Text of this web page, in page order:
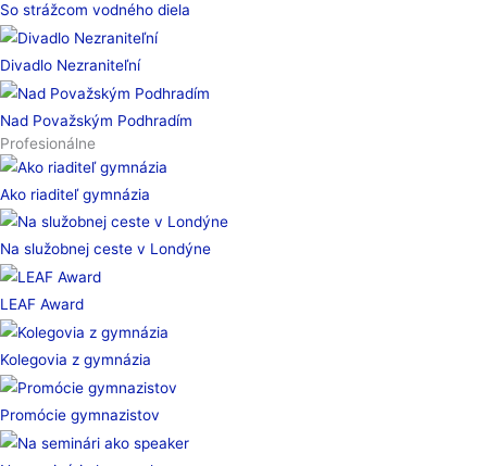
So strážcom vodného diela
Divadlo Nezraniteľní
Nad Považským Podhradím
Profesionálne
Ako riaditeľ gymnázia
Na služobnej ceste v Londýne
LEAF Award
Kolegovia z gymnázia
Promócie gymnazistov